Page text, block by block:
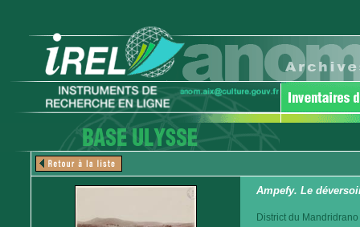
Ampefy. Le
District du Mandridrano